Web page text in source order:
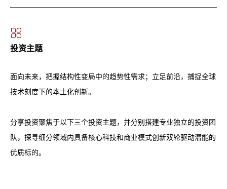
投资主题
面向未来，把握结构性变局中的趋势性需求；立足前沿，捕捉全球
技术刻度下的本土化创新。
分享投资聚焦于以下三个投资主题，并分别搭建专业独立的投资团
队，探寻细分领域内具备核心科技和商业模式创新双轮驱动潜能的
优质标的。